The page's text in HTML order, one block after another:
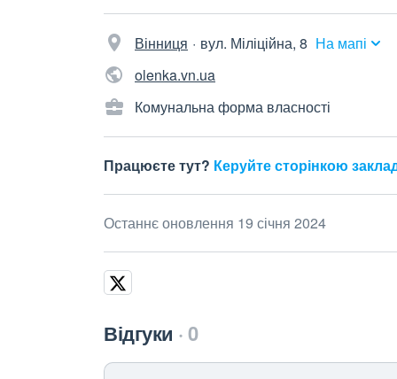
Вінниця вул. Міліційна, 8 На мапі
olenka.vn.ua
Комунальна форма власності
Працюєте тут? Керуйте сторінкою
Останнє оновлення 19 січня 2024
Відгуки 0